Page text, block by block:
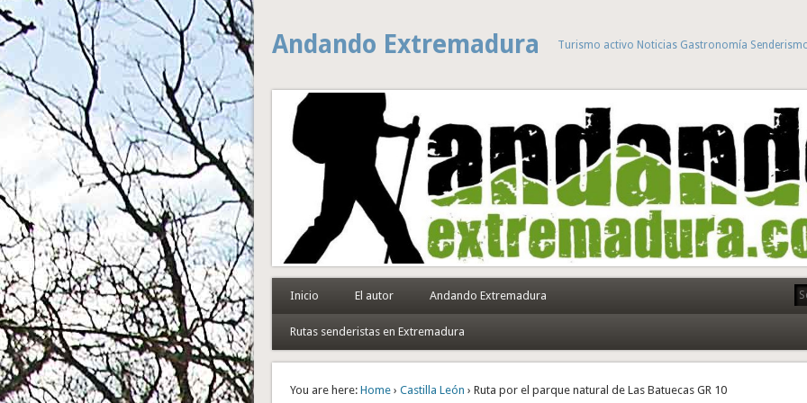
Andando Extremadura Turismo activo Noticias Gastronomía
Inicio El autor Andando Extremadura
Rutas senderistas en Extremadura
You are here: Home› Castilla León › Ruta por el parque natural de Las Batuecas GR 10